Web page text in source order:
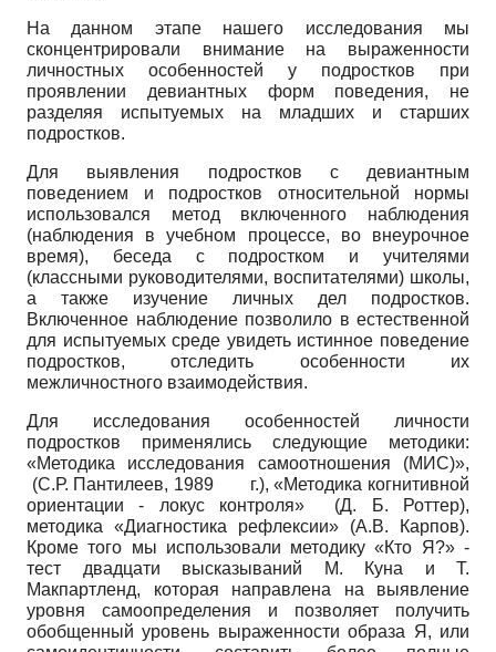
На данном этапе нашего исследования мы
сконцентрировали внимание на выраженности
личностных особенностей у подростков при
проявлении девиантных форм поведения, не
разделяя испытуемых на младших и старших
подростков.
Для выявления подростков с девиантным
поведением и подростков относительной нормы
использовался метод включенного наблюдения
(наблюдения в учебном процессе, во внеурочное
время), беседа с подростком и учителями
(классными руководителями, воспитателями) школы,
а также изучение личных дел подростков.
Включенное наблюдение позволило в естественной
для испытуемых среде увидеть истинное поведение
подростков, отследить особенности их
межличностного взаимодействия.
Для исследования особенностей личности
подростков применялись следующие методики:
«Методика исследования самоотношения (МИС)»,
(С.Р. Пантилеев, 1989 г.), «Методика когнитивной
ориентации - локус контроля» (Д. Б. Роттер),
методика «Диагностика рефлексии» (А.В. Карпов).
Кроме того мы использовали методику «Кто Я?» -
тест двадцати высказываний М. Куна и Т.
Макпартленд, которая направлена на выявление
уровня самоопределения и позволяет получить
обобщенный уровень выраженности образа Я, или